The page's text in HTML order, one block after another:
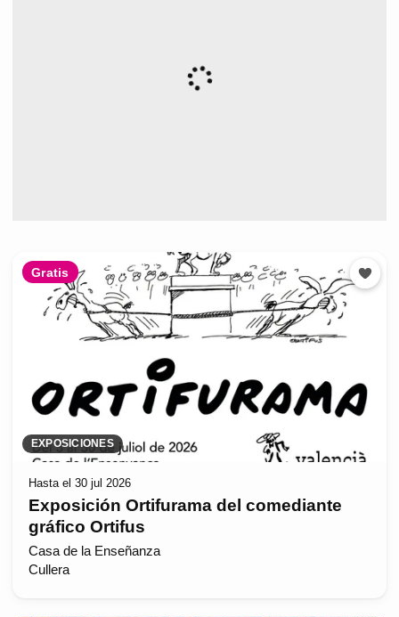
Gratis
EXPOSICIONES
Hasta el 30 jul 2026
Exposición Ortifurama del comediante
gráfico Ortifus
Casa de la Enseñanza
Cullera